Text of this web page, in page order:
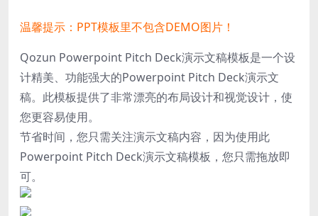
温馨提示：PPT模板里不包含DEMO图片！
Qozun Powerpoint Pitch Deck演示文稿模板是一个设
计精美、功能强大的Powerpoint Pitch Deck演示文
稿。此模板提供了非常漂亮的布局设计和视觉设计，使
您更容易使用。
节省时间，您只需关注演示文稿内容，因为使用此
Powerpoint Pitch Deck演示文稿模板，您只需拖放即
可。